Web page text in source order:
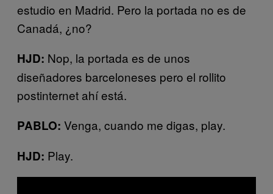
estudio en Madrid. Pero la portada no es de
Canadá, ¿no?
HJD: Nop, la portada es de unos
diseñadores barceloneses pero el rollito
postinternet ahí está.
PABLO: Venga, cuando me digas, play.
HJD: Play.